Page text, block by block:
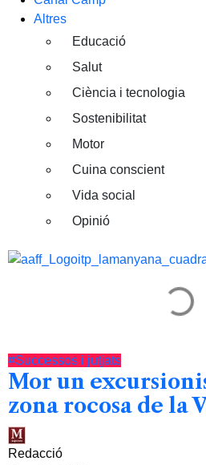
Altres
Educació
Salut
Ciència i tecnologia
Sostenibilitat
Motor
Cuina conscient
Vida social
Opinió
#Successos i jutjats
Mor un
zona rocosa de la
Redacció